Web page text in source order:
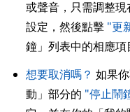
或聲音，只需調整
設定，然後點擊 "更
鐘」列表中的相應項
想要取消嗎？ 如果
動」部分的 "停止鬧